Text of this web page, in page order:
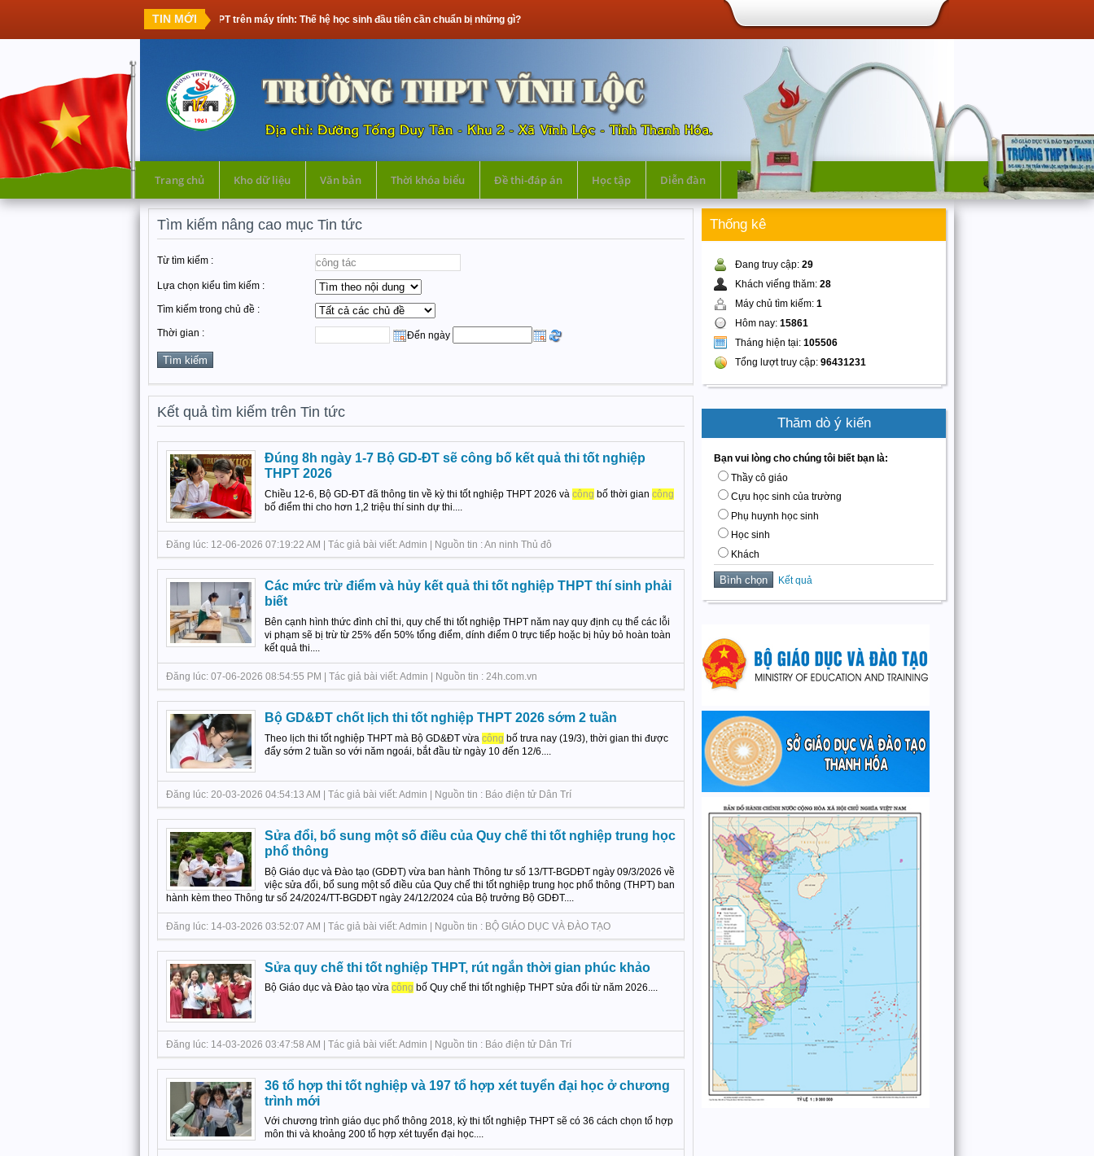
TIN MỚI
Thi tốt nghiệp THPT trên máy tính: Thế hệ học sinh đầu tiên cần chuẩn bị những gì?
Trang chủ Kho dữ liệu Văn bản Thời khóa biểu Đề thi-đáp án Học tập Diễn đàn
Tìm kiếm nâng cao mục Tin tức
Từ tìm kiếm :
Lựa chọn kiểu tìm kiếm :
Tìm kiếm trong chủ đề :
Thời gian : Đến ngày
Kết quả tìm kiếm trên Tin tức
Đúng 8h ngày 1-7 Bộ GD-ĐT sẽ công bố kết quả thi tốt nghiệp
THPT 2026
Chiều 12-6, Bộ GD-ĐT đã thông tin về kỳ thi tốt nghiệp THPT 2026 và công bố thời gian công
bố điểm thi cho hơn 1,2 triệu thí sinh dự thi....
Đăng lúc: 12-06-2026 07:19:22 AM | Tác giả bài viết: Admin | Nguồn tin : An ninh Thủ đô
Các mức trừ điểm và hủy kết quả thi tốt nghiệp THPT thí sinh phải
biết
Bên cạnh hình thức đình chỉ thi, quy chế thi tốt nghiệp THPT năm nay quy định cụ thể các lỗi
vi phạm sẽ bị trừ từ 25% đến 50% tổng điểm, dính điểm 0 trực tiếp hoặc bị hủy bỏ hoàn toàn
kết quả thi....
Đăng lúc: 07-06-2026 08:54:55 PM | Tác giả bài viết: Admin | Nguồn tin : 24h.com.vn
Bộ GD&ĐT chốt lịch thi tốt nghiệp THPT 2026 sớm 2 tuần
Theo lịch thi tốt nghiệp THPT mà Bộ GD&ĐT vừa công bố trưa nay (19/3), thời gian thi được
đẩy sớm 2 tuần so với năm ngoái, bắt đầu từ ngày 10 đến 12/6....
Đăng lúc: 20-03-2026 04:54:13 AM | Tác giả bài viết: Admin | Nguồn tin : Báo điện tử Dân Trí
Sửa đổi, bổ sung một số điều của Quy chế thi tốt nghiệp trung học
phổ thông
Bộ Giáo dục và Đào tạo (GDĐT) vừa ban hành Thông tư số 13/TT-BGDĐT ngày 09/3/2026 về
việc sửa đổi, bổ sung một số điều của Quy chế thi tốt nghiệp trung học phổ thông (THPT) ban
hành kèm theo Thông tư số 24/2024/TT-BGDĐT ngày 24/12/2024 của Bộ trưởng Bộ GDĐT....
Đăng lúc: 14-03-2026 03:52:07 AM | Tác giả bài viết: Admin | Nguồn tin : BỘ GIÁO DỤC VÀ ĐÀO TẠO
Sửa quy chế thi tốt nghiệp THPT, rút ngắn thời gian phúc khảo
Bộ Giáo dục và Đào tạo vừa công bố Quy chế thi tốt nghiệp THPT sửa đổi từ năm 2026....
Đăng lúc: 14-03-2026 03:47:58 AM | Tác giả bài viết: Admin | Nguồn tin : Báo điện tử Dân Trí
36 tổ hợp thi tốt nghiệp và 197 tổ hợp xét tuyển đại học ở chương
trình mới
Với chương trình giáo dục phổ thông 2018, kỳ thi tốt nghiệp THPT sẽ có 36 cách chọn tổ hợp
môn thi và khoảng 200 tổ hợp xét tuyển đại học....
Thống kê
Đang truy cập: 29
Khách viếng thăm: 28
Máy chủ tìm kiếm: 1
Hôm nay: 15861
Tháng hiện tại: 105506
Tổng lượt truy cập: 96431231
Thăm dò ý kiến
Bạn vui lòng cho chúng tôi biết bạn là:
Thầy cô giáo
Cựu học sinh của trường
Phụ huynh học sinh
Học sinh
Khách
Kết quả